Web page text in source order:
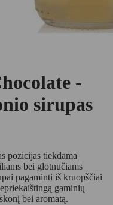
-
sirupas
pozicijas tiekdama
bei glotnučiams
pagaminti iš kruopščiai
gaminių
bei aromatą.